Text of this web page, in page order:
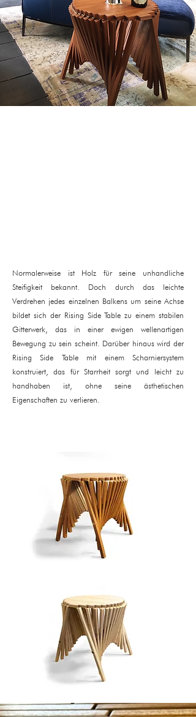
Normalerweise ist Holz für seine unhandliche
Steifigkeit bekannt. Doch durch das leichte
Verdrehen jedes einzelnen Balkens um seine Achse
bildet sich der Rising Side Table zu einem stabilen
Gitterwerk, das in einer ewigen wellenartigen
Bewegung zu sein scheint. Darüber hinaus wird der
Rising Side Table mit einem Scharniersystem
konstruiert, das für Starrheit sorgt und leicht zu
handhaben ist, ohne seine ästhetischen
Eigenschaften zu verlieren.